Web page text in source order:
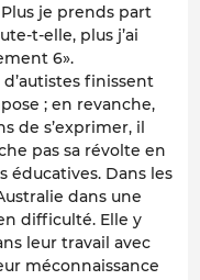
je prends part
t-elle, plus j’ai
6».
finissent
; en revanche,
de s’exprimer, il
pas sa révolte en
éducatives. Dans les
dans une
difficulté. Elle y
leur travail avec
méconnaissance